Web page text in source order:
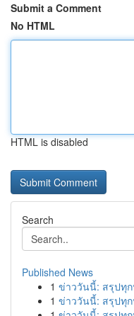
Submit a Comment
No HTML
HTML is disabled
Search
Published News
1 ข่าววันนี้: สรุปทุก
1 ข่าววันนี้: สรุปทุก